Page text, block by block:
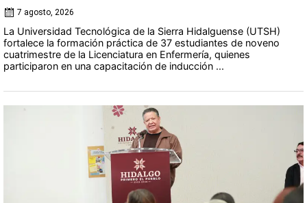
7 agosto, 2026
La Universidad Tecnológica de la Sierra Hidalguense (UTSH)
fortalece la formación práctica de 37 estudiantes de noveno
cuatrimestre de la Licenciatura en Enfermería, quienes
participaron en una capacitación de inducción ...